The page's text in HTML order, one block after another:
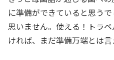
に準備ができていると思う
思いません。使える！トラ
ければ、まだ準備万端とは言